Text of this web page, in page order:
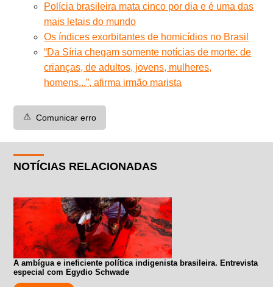
Polícia brasileira mata cinco por dia e é uma das
mais letais do mundo
Os índices exorbitantes de homicídios no Brasil
“Da Síria chegam somente notícias de morte: de
crianças, de adultos, jovens, mulheres,
homens...”, afirma irmão marista
⚠️ Comunicar erro
NOTÍCIAS RELACIONADAS
A ambígua e ineficiente política indigenista brasileira. Entrevista
especial com Egydio Schwade